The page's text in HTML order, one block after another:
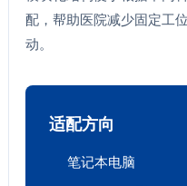
配，帮助医院减少固定工
动。
适配方向
笔记本电脑